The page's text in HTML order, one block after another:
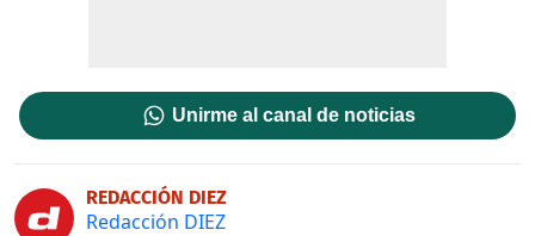
Unirme al canal de noticias
REDACCIÓN DIEZ
Redacción DIEZ